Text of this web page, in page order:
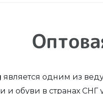
является одним из
и обуви в странах СНГ